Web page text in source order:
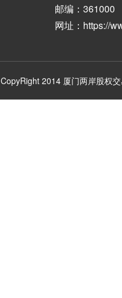
邮编：361000
网址： https://
CopyRight 2014 厦门两岸股权